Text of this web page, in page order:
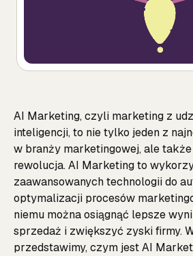
AI Marketing, czyli marketing z
inteligencji, to nie tylko jeden z
w branży marketingowej, ale
rewolucja. AI Marketing to
zaawansowanych technologii do
optymalizacji procesów
niemu można osiągnąć lepsze
sprzedaż i zwiększyć zyski firmy.
przedstawimy, czym jest AI